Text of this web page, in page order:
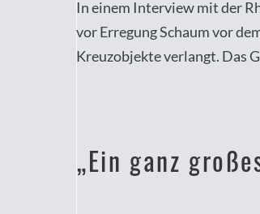
In einem Interview mit der
vor Erregung Schaum vor
Kreuzobjekte verlangt. Das
„Ein ganz